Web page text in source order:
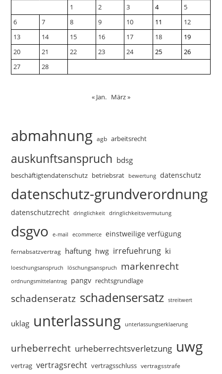
1
2 3 4
5
6
7 8 9 10 11
12
13
14 15 16 17 18
19
20
21 22 23 24 25
26
27
28
« Jan. März »
abmahnung agb arbeitsrecht
auskunftsanspruch bdsg
beschäftigtendatenschutz betriebsrat bewertung datenschutz
datenschutz-grundverordnung
datenschutzrecht dringlichkeit dringlichkeitsvermutung
dsgvo e-mail ecommerce einstweilige verfügung
fernabsatzvertrag haftung hwg irrefuehrung ki
loeschungsanspruch löschungsanspruch markenrecht
ordnungsmittelantrag pangv rechtsgrundlage
schadenseratz schadensersatz streitwert
uklag unterlassung unterlassungserklaerung
urheberrecht urheberrechtsverletzung uwg
vertrag vertragsrecht vertragsschluss vertragsstrafe